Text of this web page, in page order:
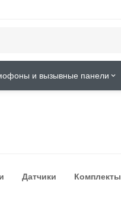
и вызывные панели
Датчики Комплекты